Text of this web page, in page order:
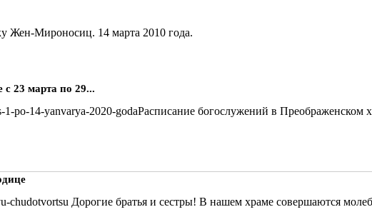
Жен-Мироносиц. 14 марта 2010 года.
23 марта по 29...
Расписание богослужений в Преображенском
Дорогие братья и сестры! В нашем храме совершаются